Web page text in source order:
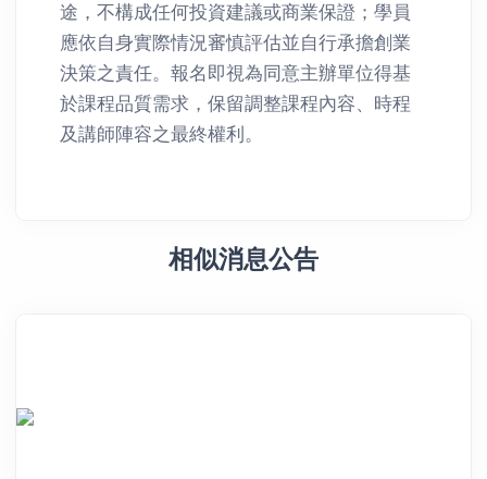
途，不構成任何投資建議或商業保證；學員
應依自身實際情況審慎評估並自行承擔創業
決策之責任。報名即視為同意主辦單位得基
於課程品質需求，保留調整課程內容、時程
及講師陣容之最終權利。
相似消息公告